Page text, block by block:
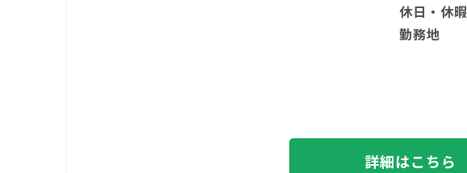
休日・休暇
勤務地
詳細はこちら